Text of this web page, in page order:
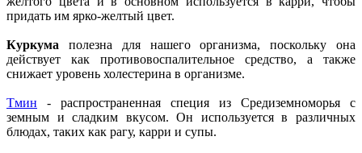
придать им ярко-желтый цвет.
Куркума полезна для нашего организма, поскольку она
действует как противовоспалительное средство, а также
снижает уровень холестерина в организме.
Тмин - распространенная специя из Средиземноморья с
земным и сладким вкусом. Он используется в различных
блюдах, таких как рагу, карри и супы.